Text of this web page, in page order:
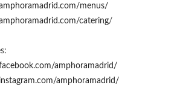
menus/
catering/
amphoramadrid/
amphoramadrid/